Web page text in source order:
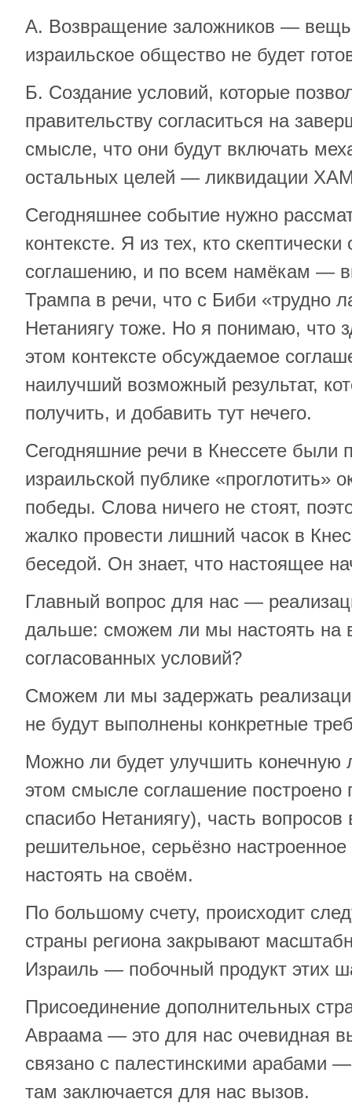
А. Возвращение заложников —
израильское общество не будет
Б. Создание условий, которые
правительству согласиться на
смысле, что они будут включать
остальных целей — ликвидации
Сегодняшнее событие нужно
контексте. Я из тех, кто скептически
соглашению, и по всем намёкам —
Трампа в речи, что с Биби «трудно
Нетаниягу тоже. Но я понимаю, что
этом контексте обсуждаемое
наилучший возможный результат,
получить, и добавить тут нечего.
Сегодняшние речи в Кнессете были
израильской публике «проглотить»
победы. Слова ничего не стоят,
жалко провести лишний часок в
беседой. Он знает, что настоящее
Главный вопрос для нас —
дальше: сможем ли мы настоять на
согласованных условий?
Сможем ли мы задержать
не будут выполнены конкретные
Можно ли будет улучшить конечную
этом смысле соглашение построено
спасибо Нетаниягу), часть
решительное, серьёзно
настоять на своём.
По большому счету, происходит
страны региона закрывают
Израиль — побочный продукт этих
Присоединение дополнительных
Авраама — это для нас очевидная
связано с палестинскими арабами
там заключается для нас вызов.